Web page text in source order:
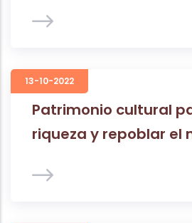
13-10-2022
Patrimonio cultural
riqueza y repoblar el